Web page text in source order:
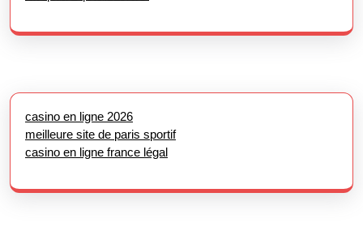
casino en ligne 2026
meilleure site de paris sportif
casino en ligne france légal